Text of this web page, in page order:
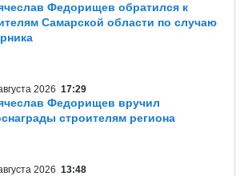
Федорищев обратился к
Самарской области по случаю
2026 17:29
Федорищев вручил
строителям региона
2026 13:48